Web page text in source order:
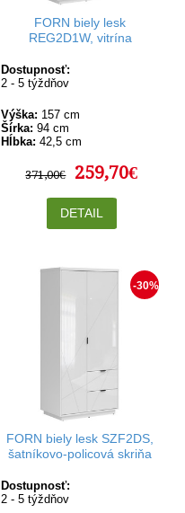
FORN biely lesk
REG2D1W, vitrína
Dostupnosť:
2 - 5 týždňov
Výška: 157 cm
Šírka: 94 cm
Hĺbka: 42,5 cm
371,00€ 259,70€
DETAIL
-30%
FORN biely lesk SZF2DS,
šatníkovo-policová skriňa
Dostupnosť:
2 - 5 týždňov